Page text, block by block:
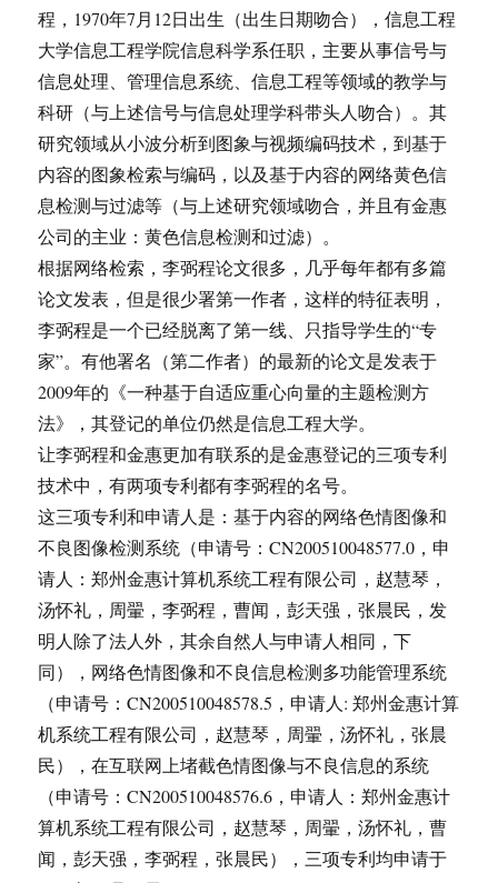
程，1970年7月12日出生（出生日期吻合），信息工程
大学信息工程学院信息科学系任职，主要从事信号与
信息处理、管理信息系统、信息工程等领域的教学与
科研（与上述信号与信息处理学科带头人吻合）。其
研究领域从小波分析到图象与视频编码技术，到基于
内容的图象检索与编码，以及基于内容的网络黄色信
息检测与过滤等（与上述研究领域吻合，并且有金惠
公司的主业：黄色信息检测和过滤）。
根据网络检索，李弼程论文很多，几乎每年都有多篇
论文发表，但是很少署第一作者，这样的特征表明，
李弼程是一个已经脱离了第一线、只指导学生的“专
家”。有他署名（第二作者）的最新的论文是发表于
2009年的《一种基于自适应重心向量的主题检测方
法》，其登记的单位仍然是信息工程大学。
让李弼程和金惠更加有联系的是金惠登记的三项专利
技术中，有两项专利都有李弼程的名号。
这三项专利和申请人是：基于内容的网络色情图像和
不良图像检测系统（申请号：CN200510048577.0，申
请人：郑州金惠计算机系统工程有限公司，赵慧琴，
汤怀礼，周翬，李弼程，曹闻，彭天强，张晨民，发
明人除了法人外，其余自然人与申请人相同，下
同），网络色情图像和不良信息检测多功能管理系统
（申请号：CN200510048578.5，申请人: 郑州金惠计算
机系统工程有限公司，赵慧琴，周翬，汤怀礼，张晨
民），在互联网上堵截色情图像与不良信息的系统
（申请号：CN200510048576.6，申请人：郑州金惠计
算机系统工程有限公司，赵慧琴，周翬，汤怀礼，曹
闻，彭天强，李弼程，张晨民），三项专利均申请于